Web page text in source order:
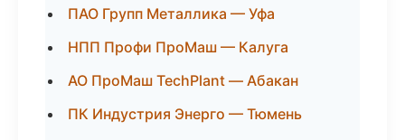
ПАО Групп Металлика — Уфа
НПП Профи ПроМаш — Калуга
АО ПроМаш TechPlant — Абакан
ПК Индустрия Энерго — Тюмень